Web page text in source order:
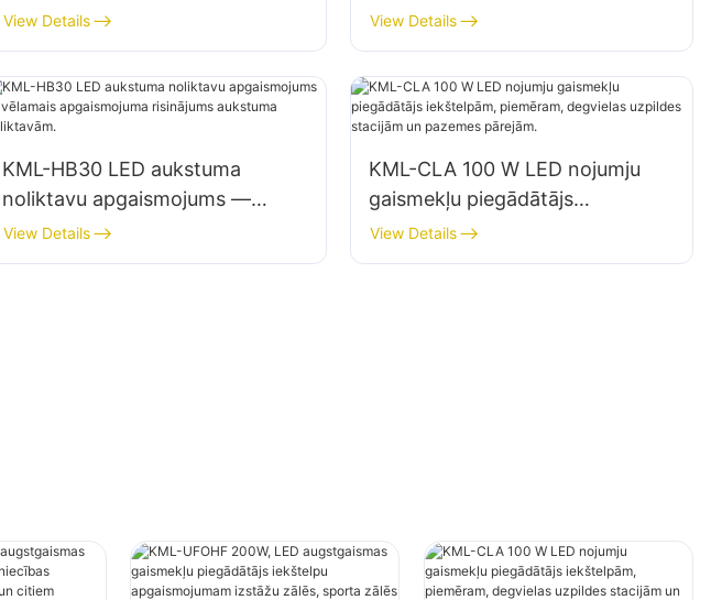
piegādātājs iekštelpām,
piemēram, rūpnīcu ēkām un
noliktavām.
View Details
piegādātājs iekštelpām,
piemēram, rūpnīcu ēkām un
noliktavām.
View Details
KML-HB30 LED aukstuma
noliktavu apgaismojums —
vēlamais apgaismojuma
risinājums aukstuma noliktavām.
View Details
KML-CLA 100 W LED nojumju
gaismekļu piegādātājs
iekštelpām, piemēram, degvielas
uzpildes stacijām un pazemes
View Details